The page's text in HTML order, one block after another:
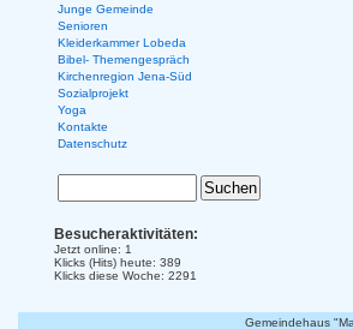
Junge Gemeinde
Senioren
Kleiderkammer Lobeda
Bibel- Themengespräch
Kirchenregion Jena-Süd
Sozialprojekt
Yoga
Kontakte
Datenschutz
Besucheraktivitäten:
Jetzt online: 1
Klicks (Hits) heute: 389
Klicks diese Woche: 2291
Gemeindehaus